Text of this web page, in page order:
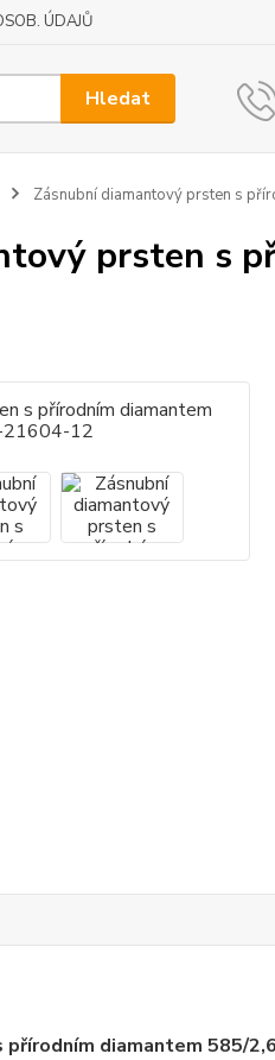
ÚDAJŮ
Hledat
Zásnubní diamantový prsten s
prsten s
diamantem 585/